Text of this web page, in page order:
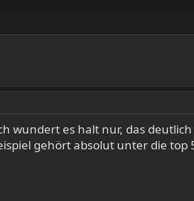
wundert es halt nur, das
gehört absolut unter die top